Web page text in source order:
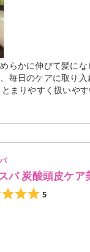
らかに伸びて髪に
毎日のケアに取り
る手触りで、自然に
パ 炭酸頭皮ケア
5